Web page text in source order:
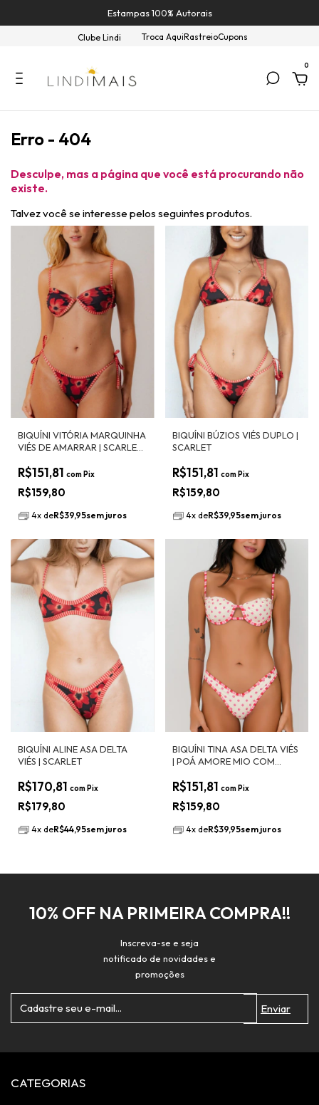
Estampas 100% Autorais
Clube Lindi Troca AquiRastreioCupons
0
Erro - 404
Desculpe, mas a página que você está procurando não
existe.
Talvez você se interesse pelos seguintes produtos.
BIQUÍNI VITÓRIA MARQUINHA
VIÉS DE AMARRAR | SCARLET
R$159,80
R$151,81 com Pix
4x deR$39,95sem juros
BIQUÍNI BÚZIOS VIÉS DUPLO |
SCARLET
R$159,80
R$151,81 com Pix
4x deR$39,95sem juros
BIQUÍNI ALINE ASA DELTA
VIÉS | SCARLET
R$179,80
R$170,81 comPix
4x deR$44,95sem juros
BIQUÍNI TINA ASA DELTA VIÉS
| POÁ AMORE MIO COM
R$159,80
R$151,81 comPix
4x deR$39,95sem juros
10% OFF NA PRIMEIRA COMPRA!!
Inscreva-se e seja
notificado de novidades e
promoções
CATEGORIAS